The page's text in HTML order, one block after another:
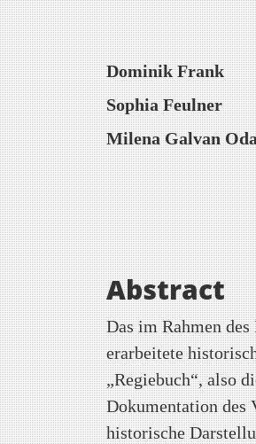
Dominik Frank
Sophia Feulner
Milena Galvan
Abstract
Das im Rahmen des
erarbeitete
„Regiebuch“, also
Dokumentation des
historische